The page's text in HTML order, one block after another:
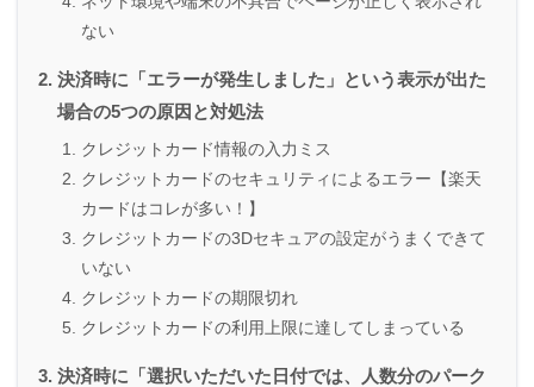
ない
決済時に「エラーが発生しました」という表示が出た
場合の5つの原因と対処法
クレジットカード情報の入力ミス
クレジットカードのセキュリティによるエラー【楽天
カードはコレが多い！】
クレジットカードの3Dセキュアの設定がうまくできて
いない
クレジットカードの期限切れ
クレジットカードの利用上限に達してしまっている
決済時に「選択いただいた日付では、人数分のパーク